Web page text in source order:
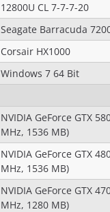
12800U CL 7-7-7-20
Seagate Barracuda
Corsair HX1000
Windows 7 64 Bit
NVIDIA GeForce GTX
MHz, 1536 MB)
NVIDIA GeForce GTX
MHz, 1536 MB)
NVIDIA GeForce GTX
MHz, 1280 MB)